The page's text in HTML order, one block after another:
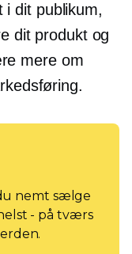
i dit publikum,
dit produkt og
mere om
nemt sælge
- på tværs